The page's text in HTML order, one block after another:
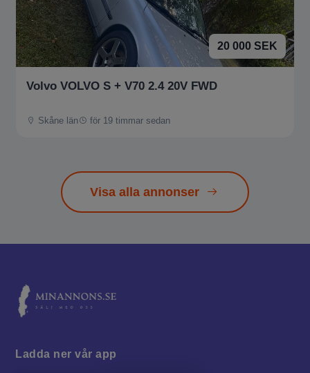
20 000 SEK
Volvo VOLVO S + V70 2.4 20V FWD
Skåne län för 19 timmar sedan
Visa alla annonser
Ladda ner vår app